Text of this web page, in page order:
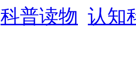
科普读物 认知